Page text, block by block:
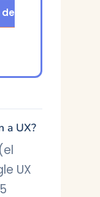
a UX?
UX